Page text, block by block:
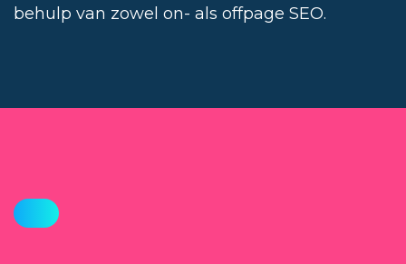
behulp van zowel on- als offpage SEO.